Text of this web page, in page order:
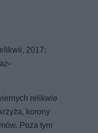
2017:
relikwie
korony
Poza tym